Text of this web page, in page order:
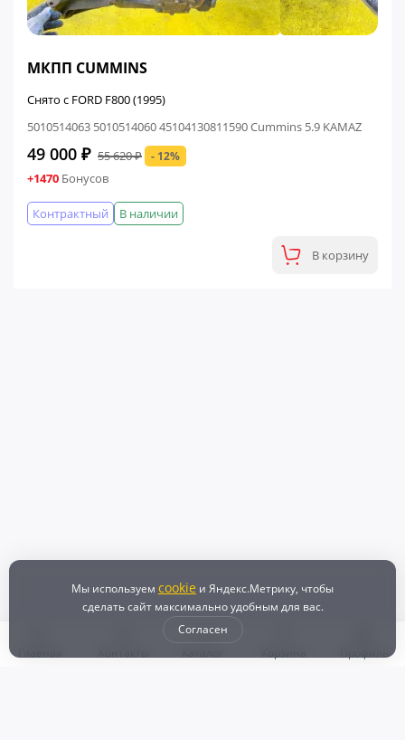
МКПП CUMMINS
Снято с FORD F800 (1995)
5010514063 5010514060 45104130811590 Cummins 5.9 KAMAZ
49 000 ₽ 55 620 ₽ - 12%
+1470 Бонусов
В наличии
Контрактный
В корзину
Мы используем cookie и Яндекс.Метрику, чтобы
сделать сайт максимально удобным для вас.
Согласен